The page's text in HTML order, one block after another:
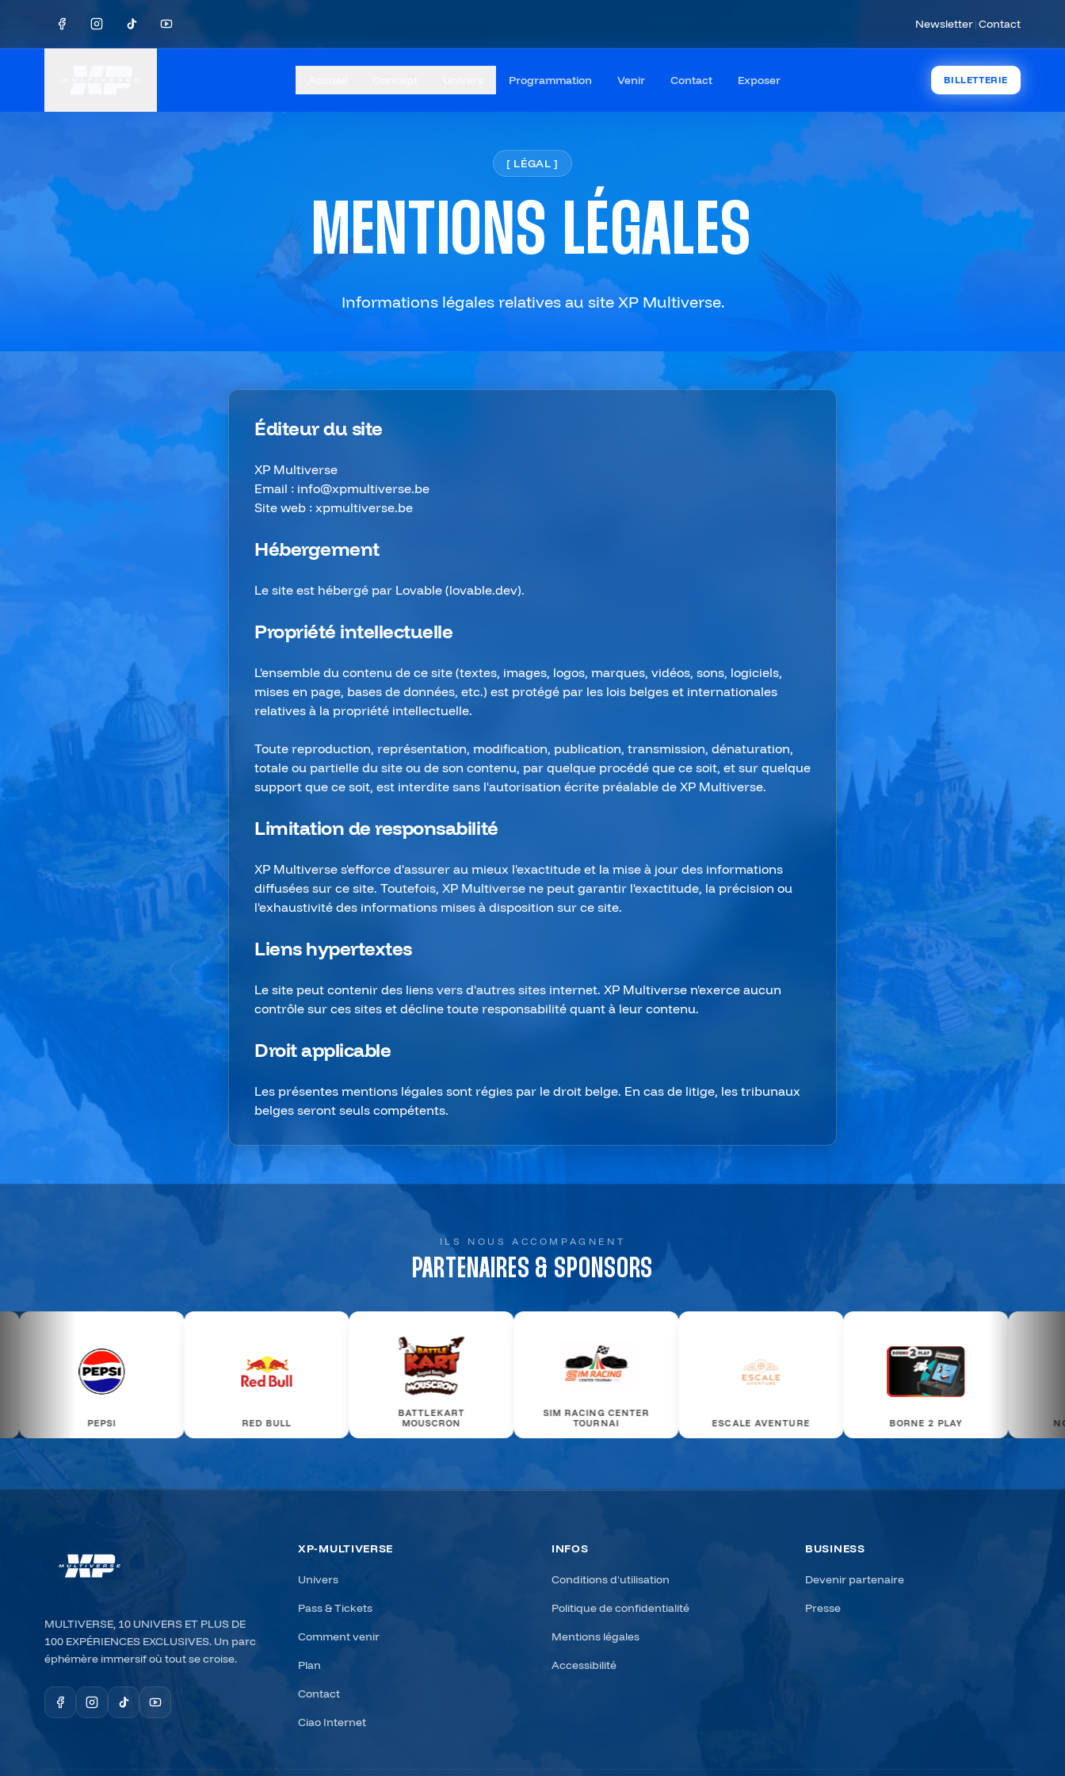
Newsletter|Contact
Programmation Venir Contact Exposer BILLETTERIE
[ LÉGAL ]
MENTIONS LÉGALES
Informations légales relatives au site XP Multiverse.
Éditeur du site
XP Multiverse
Email : info@xpmultiverse.be
Site web : xpmultiverse.be
Hébergement
Le site est hébergé par Lovable (lovable.dev).
Propriété intellectuelle
L'ensemble du contenu de ce site (textes, images, logos, marques, vidéos, sons, logiciels,
mises en page, bases de données, etc.) est protégé par les lois belges et internationales
relatives à la propriété intellectuelle.
Toute reproduction, représentation, modification, publication, transmission, dénaturation,
totale ou partielle du site ou de son contenu, par quelque procédé que ce soit, et sur quelque
support que ce soit, est interdite sans l'autorisation écrite préalable de XP Multiverse.
Limitation de responsabilité
XP Multiverse s'efforce d'assurer au mieux l'exactitude et la mise à jour des informations
diffusées sur ce site. Toutefois, XP Multiverse ne peut garantir l'exactitude, la précision ou
l'exhaustivité des informations mises à disposition sur ce site.
Liens hypertextes
Le site peut contenir des liens vers d'autres sites internet. XP Multiverse n'exerce aucun
contrôle sur ces sites et décline toute responsabilité quant à leur contenu.
Droit applicable
Les présentes mentions légales sont régies par le droit belge. En cas de litige, les tribunaux
belges seront seuls compétents.
ILS NOUS ACCOMPAGNENT
PARTENAIRES & SPONSORS
RED BULL
MOUSCRON
SIM RACING CENTER
TOURNAI
ESCALE AVENTURE BORNE 2 PLAY NGM KARTING
MULTIVERSE, 10 UNIVERS ET PLUS DE
100 EXPÉRIENCES EXCLUSIVES. Un parc
éphémère immersif où tout se croise.
XP-MULTIVERSE
Univers
Pass & Tickets
Comment venir
Plan
Contact
Ciao Internet
INFOS
Conditions d'utilisation
Politique de confidentialité
Mentions légales
Accessibilité
BUSINESS
Devenir partenaire
Presse